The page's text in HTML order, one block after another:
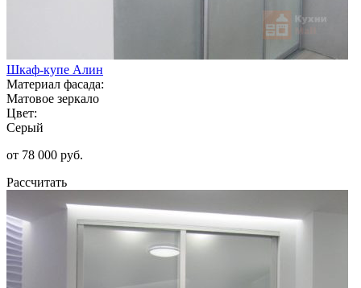
Шкаф-купе Алин
Материал фасада:
Матовое зеркало
Цвет:
Серый
от 78 000 руб.
Рассчитать